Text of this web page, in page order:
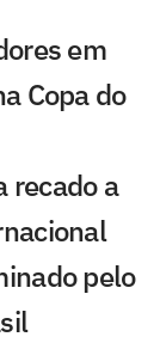
em
Copa do
recado a
pelo